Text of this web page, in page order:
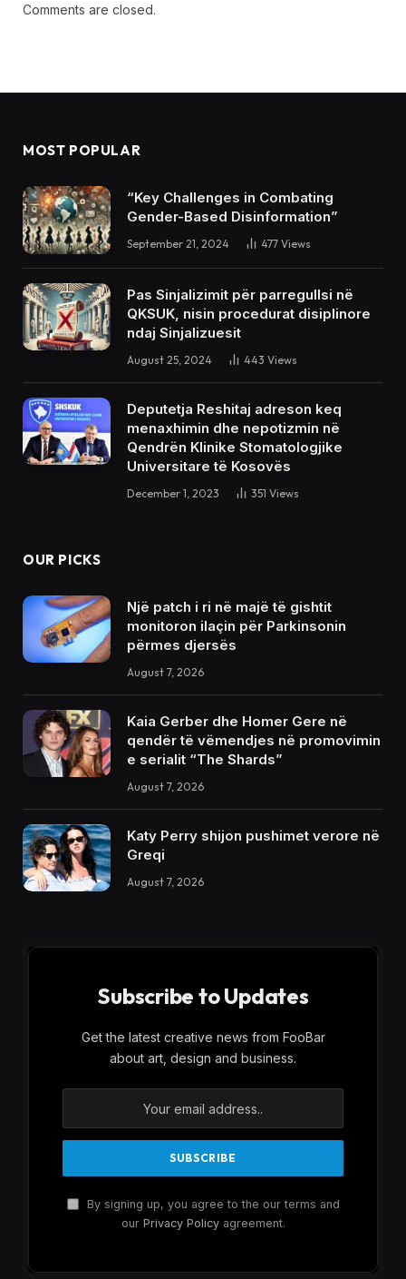
Comments are closed.
MOST POPULAR
“Key Challenges in Combating
Gender-Based Disinformation”
September 21, 2024 477 Views
Pas Sinjalizimit për parregullsi në
QKSUK, nisin procedurat disiplinore
ndaj Sinjalizuesit
August 25, 2024 443 Views
Deputetja Reshitaj adreson keq
menaxhimin dhe nepotizmin në
Qendrën Klinike Stomatologjike
Universitare të Kosovës
December 1, 2023 351 Views
OUR PICKS
Një patch i ri në majë të gishtit
monitoron ilaçin për Parkinsonin
përmes djersës
August 7, 2026
Kaia Gerber dhe Homer Gere në
qendër të vëmendjes në promovimin
e serialit “The Shards”
August 7, 2026
Katy Perry shijon pushimet verore në
Greqi
August 7, 2026
Subscribe to Updates
Get the latest creative news from FooBar
about art, design and business.
By signing up, you agree to the our terms and
our Privacy Policyagreement.